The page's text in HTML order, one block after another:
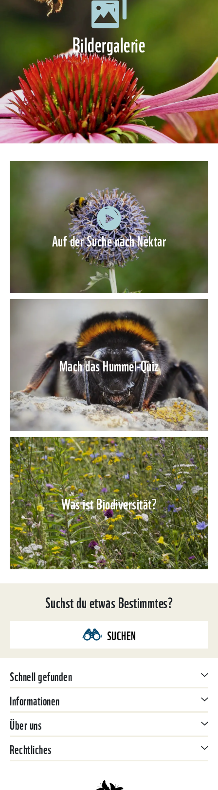
Bildergalerie
Auf der Suche nach Nektar
Mach das Hummel-Quiz
Was ist Biodiversität?
Suchst du etwas Bestimmtes?
SUCHEN
Schnell gefunden
Informationen
Über uns
Rechtliches